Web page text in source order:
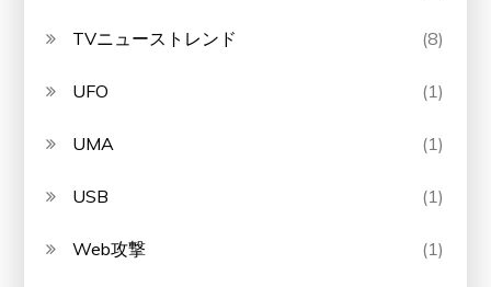
TVニューストレンド (8)
UFO (1)
UMA (1)
USB (1)
Web攻撃 (1)